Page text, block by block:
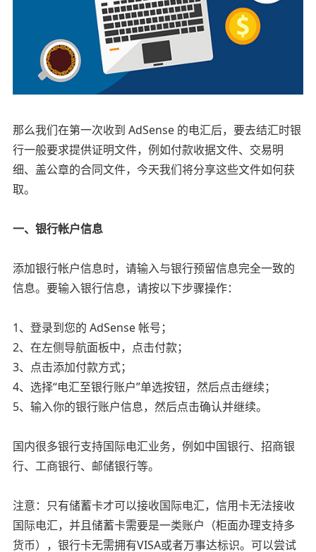
那么我们在第一次收到 AdSense 的电汇后，要去结汇时银
行一般要求提供证明文件，例如付款收据文件、交易明
细、盖公章的合同文件，今天我们将分享这些文件如何获
取。
一、银行帐户信息
添加银行帐户信息时，请输入与银行预留信息完全一致的
信息。要输入银行信息，请按以下步骤操作：
1、登录到您的 AdSense 帐号；
2、在左侧导航面板中，点击付款；
3、点击添加付款方式；
4、选择“电汇至银行账户”单选按钮，然后点击继续；
5、输入你的银行账户信息，然后点击确认并继续。
国内很多银行支持国际电汇业务，例如中国银行、招商银
行、工商银行、邮储银行等。
注意：只有储蓄卡才可以接收国际电汇，信用卡无法接收
国际电汇，并且储蓄卡需要是一类账户（柜面办理支持多
货币），银行卡无需拥有VISA或者万事达标识。可以尝试